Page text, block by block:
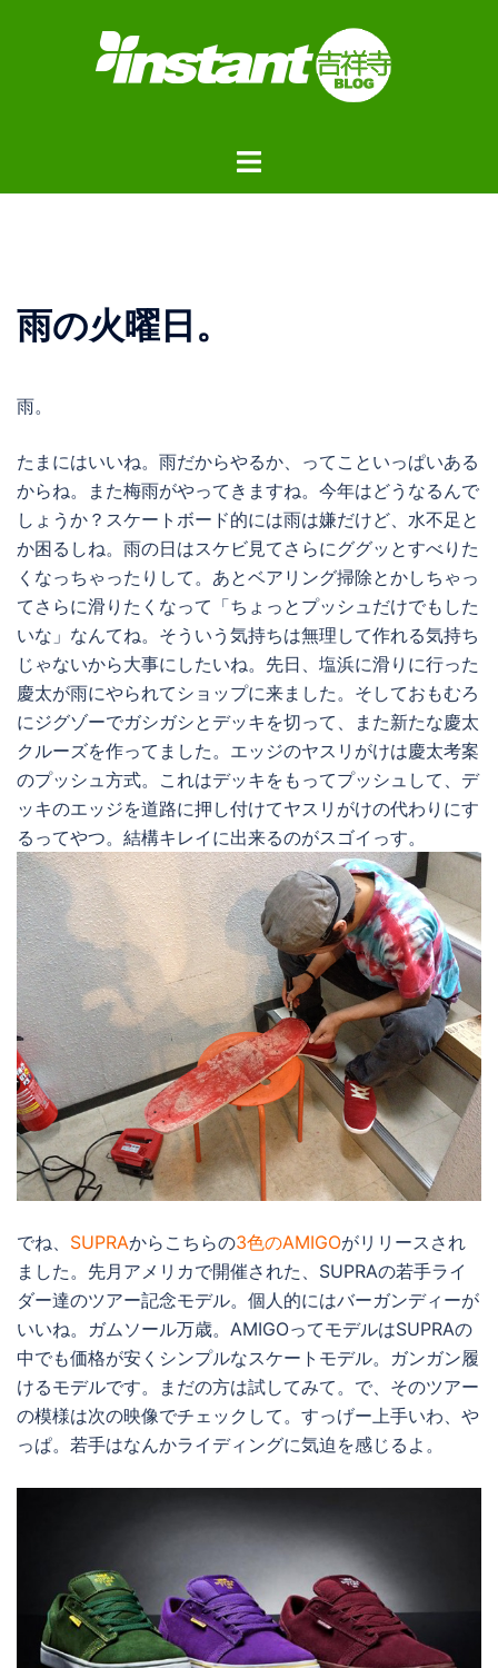
ト
雨の火曜日。
雨。
たまにはいいね。雨だからやるか、ってこといっぱいある
からね。また梅雨がやってきますね。今年はどうなるんで
しょうか？スケートボード的には雨は嫌だけど、水不足と
か困るしね。雨の日はスケビ見てさらにググッとすべりた
くなっちゃったりして。あとベアリング掃除とかしちゃっ
てさらに滑りたくなって「ちょっとプッシュだけでもした
いな」なんてね。そういう気持ちは無理して作れる気持ち
じゃないから大事にしたいね。先日、塩浜に滑りに行った
慶太が雨にやられてショップに来ました。そしておもむろ
にジグゾーでガシガシとデッキを切って、また新たな慶太
クルーズを作ってました。エッジのヤスリがけは慶太考案
のプッシュ方式。これはデッキをもってプッシュして、デ
ッキのエッジを道路に押し付けてヤスリがけの代わりにす
るってやつ。結構キレイに出来るのがスゴイっす。
でね、 SUPRAからこちらの3色のAMIGOがリリースされ
ました。先月アメリカで開催された、SUPRAの若手ライ
ダー達のツアー記念モデル。個人的にはバーガンディーが
いいね。ガムソール万歳。AMIGOってモデルはSUPRAの
中でも価格が安くシンプルなスケートモデル。ガンガン履
けるモデルです。まだの方は試してみて。で、そのツアー
の模様は次の映像でチェックして。すっげー上手いわ、や
っぱ。若手はなんかライディングに気迫を感じるよ。